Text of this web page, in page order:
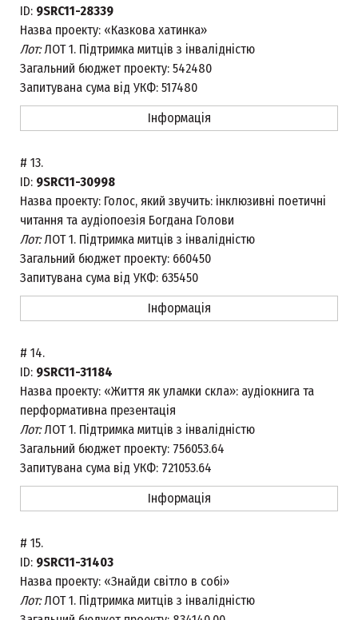
ID: 9SRC11-28339
Назва проекту: «Казкова хатинка»
Лот:ЛОТ 1. Підтримка митців з інвалідністю
Загальний бюджет проекту: 542480
Запитувана сума від УКФ: 517480
Інформація
# 13.
ID: 9SRC11-30998
Назва проекту: Голос, який звучить: інклюзивні поетичні
читання та аудіопоезія Богдана Голови
Лот:ЛОТ 1. Підтримка митців з інвалідністю
Загальний бюджет проекту: 660450
Запитувана сума від УКФ: 635450
Інформація
# 14.
ID: 9SRC11-31184
Назва проекту: «Життя як уламки скла»: аудіокнига та
перформативна презентація
Лот:ЛОТ 1. Підтримка митців з інвалідністю
Загальний бюджет проекту: 756053.64
Запитувана сума від УКФ: 721053.64
Інформація
# 15.
ID: 9SRC11-31403
Назва проекту: «Знайди світло в собі»
Лот:ЛОТ 1. Підтримка митців з інвалідністю